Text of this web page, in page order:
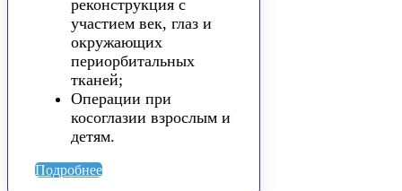
реконструкция с
участием век, глаз и
окружающих
периорбитальных
тканей;
Операции при
косоглазии взрослым и
детям.
Подробнее